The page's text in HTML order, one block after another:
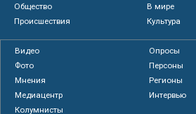
Общество
В мире
Происшествия
Культура
Видео
Опросы
Фото
Персоны
Мнения
Регионы
Медиацентр
Интервью
Колумнисты